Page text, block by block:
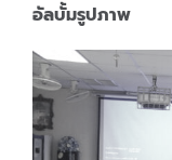
อัลบั้มรูปภาพ